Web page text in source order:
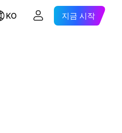
KO 지금 시작